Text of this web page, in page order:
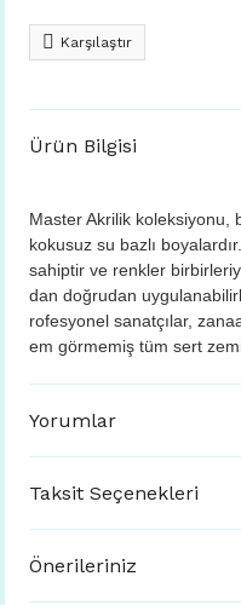
Karşılaştır
Ürün Bilgisi
Master Akrilik koleksiyonu,
kokusuz su bazlı
sahiptir ve renkler
dan doğrudan
rofesyonel sanatçılar,
em görmemiş tüm sert
Yorumlar
Taksit Seçenekleri
Önerileriniz